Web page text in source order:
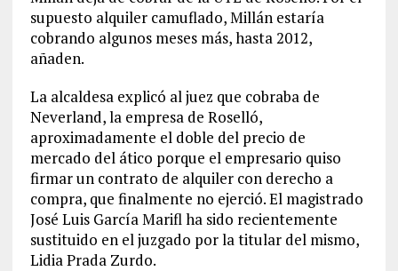
supuesto alquiler camuflado, Millán estaría
cobrando algunos meses más, hasta 2012,
añaden.
La alcaldesa explicó al juez que cobraba de
Neverland, la empresa de Roselló,
aproximadamente el doble del precio de
mercado del ático porque el empresario quiso
firmar un contrato de alquiler con derecho a
compra, que finalmente no ejerció. El magistrado
José Luis García Marifl ha sido recientemente
sustituido en el juzgado por la titular del mismo,
Lidia Prada Zurdo.